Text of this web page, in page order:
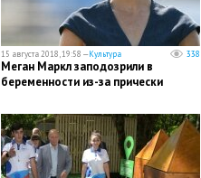
15 августа 2018, 19:58 —Культура 338
​Меган Маркл заподозрили в
беременности из-за прически